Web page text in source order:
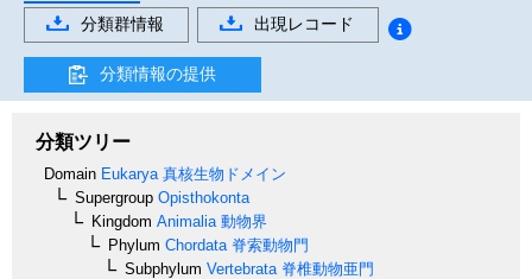
分類群情報
出現レコード
分類情報の提供
分類ツリー
Domain Eukarya 真核生物ドメイン
Supergroup Opisthokonta
Kingdom Animalia 動物界
Phylum Chordata 脊索動物門
Subphylum Vertebrata 脊椎動物亜門